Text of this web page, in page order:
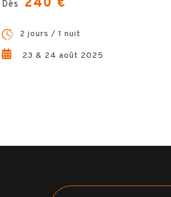
Dès 240 €
2 jours / 1 nuit
23 & 24 août 2025